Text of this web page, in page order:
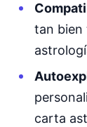
tan bien
carta